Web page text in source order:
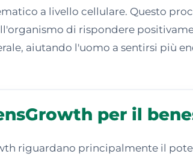
a livello cellulare. Questo
di rispondere
aiutando l'uomo a sentirsi più
per il
riguardano principalmente il